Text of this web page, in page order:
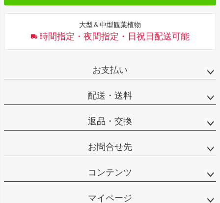
大型＆中型観葉植物
時間指定・夜間指定・日祝日配送可能
お支払い
配送・送料
返品・交換
お問合せ先
コンテンツ
マイページ